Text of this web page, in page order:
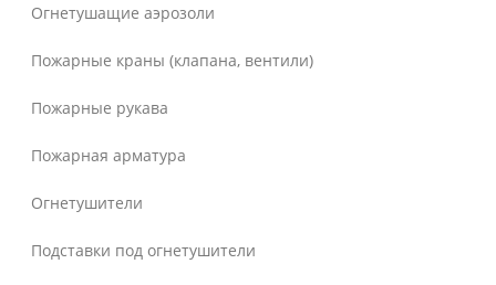
Огнетушащие аэрозоли
Пожарные краны (клапана, вентили)
Пожарные рукава
Пожарная арматура
Огнетушители
Подставки под огнетушители